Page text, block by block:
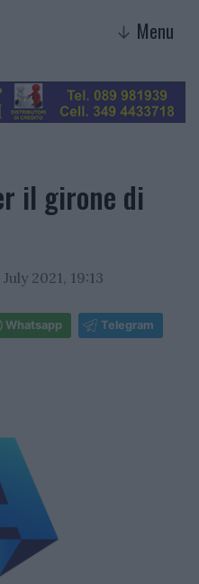
↓ Menu
il girone di
2021, 19:13
Whatsapp Telegram